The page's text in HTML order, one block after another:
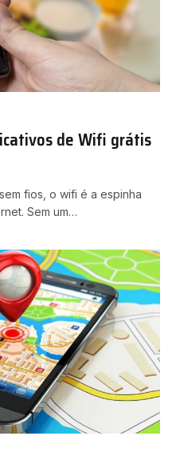
de Wifi grátis
fios, o wifi é a espinha
Sem um…